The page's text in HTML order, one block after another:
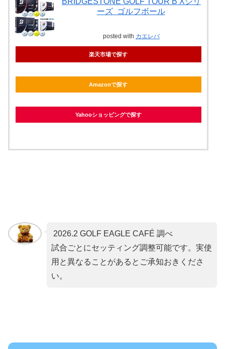
ーズ ゴルフボール
posted with カエレバ
楽天市場で探す
Amazonで探す
Yahooショッピングで探す
2026.2 GOLF EAGLE CAFÉ 調べ
試合ごとにセッティング調整可能です。実使
用と異なることがあるとご承知おきくださ
い。